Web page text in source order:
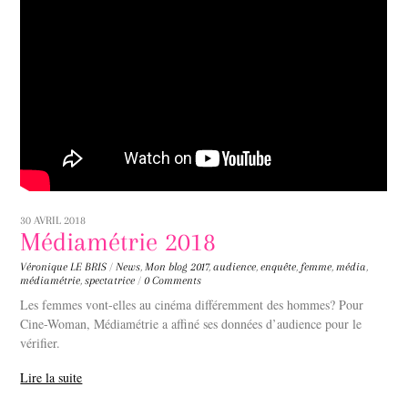
30 AVRIL 2018
Médiamétrie 2018
Véronique LE BRIS / News,Mon blog 2017,audience,enquête, femme,média,
médiamétrie,spectatrice / 0 Comments
Les femmes vont-elles au cinéma différemment des hommes? Pour
Cine-Woman, Médiamétrie a affiné ses données d’audience pour le
vérifier.
Lire la suite